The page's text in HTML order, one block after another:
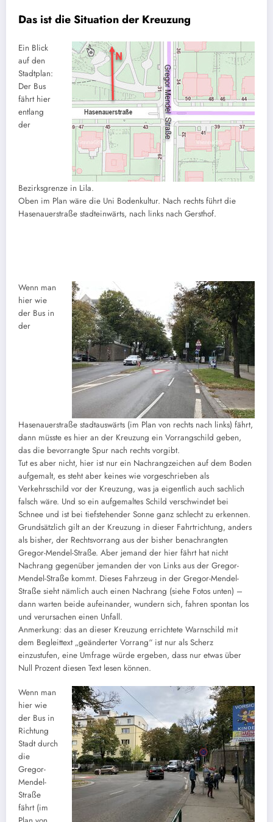
Das ist die Situation der Kreuzung
Ein Blick
auf den
Stadtplan:
Der Bus
fährt hier
entlang
der
Bezirksgrenze in Lila.
Oben im Plan wäre die Uni Bodenkultur. Nach rechts führt die
Hasenauerstraße stadteinwärts, nach links nach Gersthof.
Wenn man
hier wie
der Bus in
der
Hasenauerstraße stadtauswärts (im Plan von rechts nach links) fährt,
dann müsste es hier an der Kreuzung ein Vorrangschild geben,
das die bevorrangte Spur nach rechts vorgibt.
Tut es aber nicht, hier ist nur ein Nachrangzeichen auf dem Boden
aufgemalt, es steht aber keines wie vorgeschrieben als
Verkehrsschild vor der Kreuzung, was ja eigentlich auch sachlich
falsch wäre. Und so ein aufgemaltes Schild verschwindet bei
Schnee und ist bei tiefstehender Sonne ganz schlecht zu erkennen.
Grundsätzlich gilt an der Kreuzung in dieser Fahrtrichtung, anders
als bisher, der Rechtsvorrang aus der bisher benachrangten
Gregor-Mendel-Straße. Aber jemand der hier fährt hat nicht
Nachrang gegenüber jemanden der von Links aus der Gregor-
Mendel-Straße kommt. Dieses Fahrzeug in der Gregor-Mendel-
Straße sieht nämlich auch einen Nachrang (siehe Fotos unten) –
dann warten beide aufeinander, wundern sich, fahren spontan los
und verursachen einen Unfall.
Anmerkung: das an dieser Kreuzung errichtete Warnschild mit
dem Begleittext „geänderter Vorrang“ ist nur als Scherz
einzustufen, eine Umfrage würde ergeben, dass nur etwas über
Null Prozent diesen Text lesen können.
Wenn man
hier wie
der Bus in
Richtung
Stadt durch
die
Gregor-
Mendel-
Straße
fährt (im